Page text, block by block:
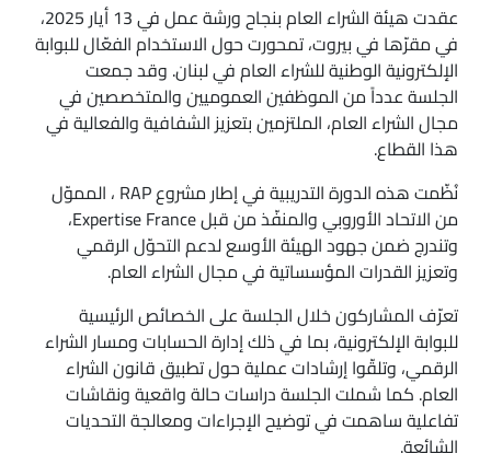
عقدت هيئة الشراء العام بنجاح ورشة عمل في 13 أيار 2025،
في مقرّها في بيروت، تمحورت حول الاستخدام الفعّال للبوابة
الإلكترونية الوطنية للشراء العام في لبنان. وقد جمعت
الجلسة عدداً من الموظفين العموميين والمتخصصين في
مجال الشراء العام، الملتزمين بتعزيز الشفافية والفعالية في
هذا القطاع.
نُظّمت هذه الدورة التدريبية في إطار مشروع RAP ، المموّل
من الاتحاد الأوروبي والمنفّذ من قبل Expertise France،
وتندرج ضمن جهود الهيئة الأوسع لدعم التحوّل الرقمي
وتعزيز القدرات المؤسساتية في مجال الشراء العام.
تعرّف المشاركون خلال الجلسة على الخصائص الرئيسية
للبوابة الإلكترونية، بما في ذلك إدارة الحسابات ومسار الشراء
الرقمي، وتلقّوا إرشادات عملية حول تطبيق قانون الشراء
العام. كما شملت الجلسة دراسات حالة واقعية ونقاشات
تفاعلية ساهمت في توضيح الإجراءات ومعالجة التحديات
الشائعة.